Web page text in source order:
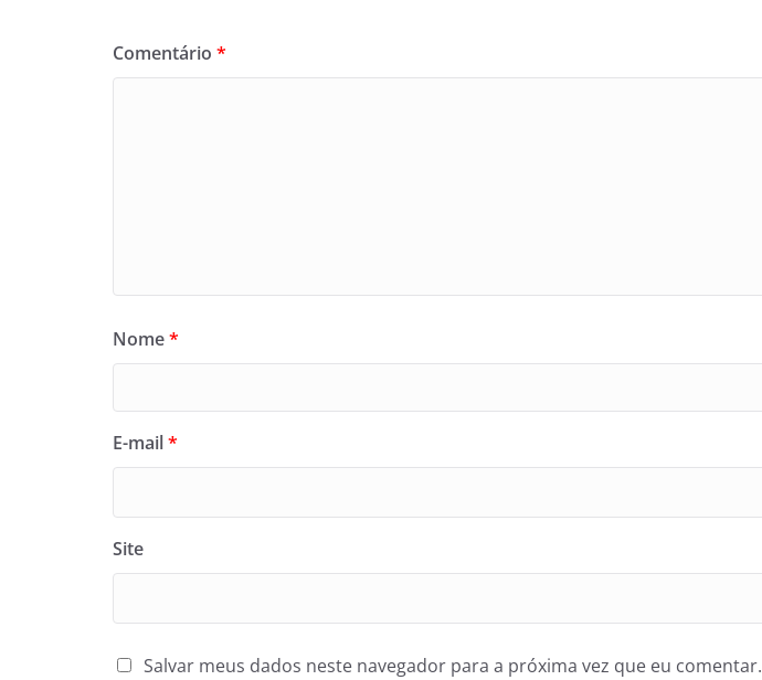
Comentário *
Nome*
E-mail*
Site
Salvar meus dados neste navegador para a próxima vez que eu comentar.